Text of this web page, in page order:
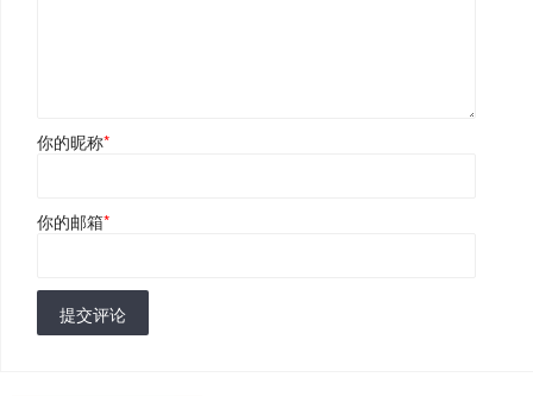
你的昵称*
你的邮箱*
提交评论